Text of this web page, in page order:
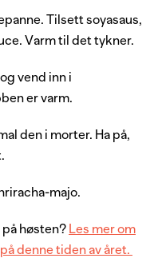
Tilsett soyasaus,
Varm til det tykner.
vend inn i
er varm.
den i morter. Ha på,
majo.
høsten? Les mer om
denne tiden av året.